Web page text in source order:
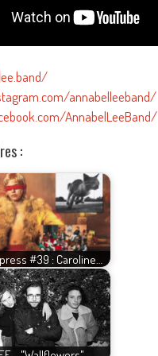
annabelleeband/
AnnabelLeeBand/
:
#39 : Caroline…